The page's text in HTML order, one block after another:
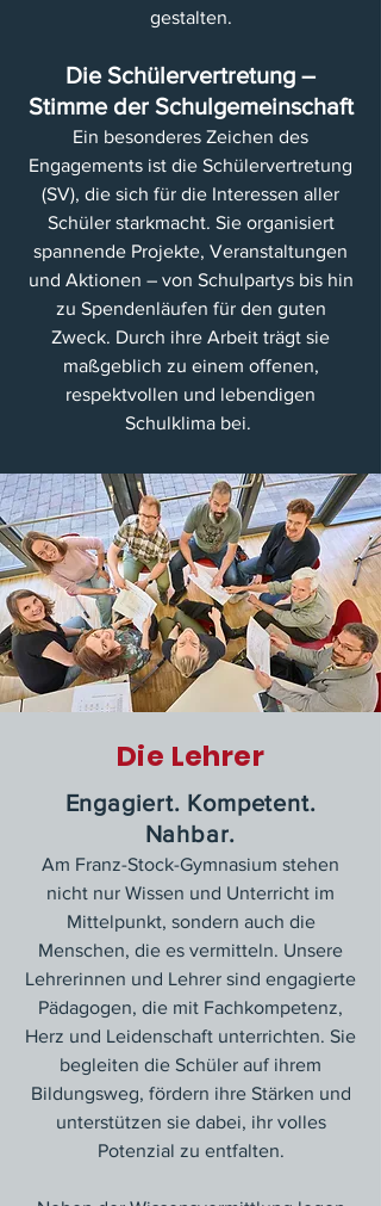
gestalten.
Die Schülervertretung –
Stimme der Schulgemeinschaft
Ein besonderes Zeichen des
Engagements ist die Schülervertretung
(SV), die sich für die Interessen aller
Schüler starkmacht. Sie organisiert
spannende Projekte, Veranstaltungen
und Aktionen – von Schulpartys bis hin
zu Spendenläufen für den guten
Zweck. Durch ihre Arbeit trägt sie
maßgeblich zu einem offenen,
respektvollen und lebendigen
Schulklima bei.
Die Lehrer
Engagiert. Kompetent.
Nahbar.
Am Franz-Stock-Gymnasium stehen
nicht nur Wissen und Unterricht im
Mittelpunkt, sondern auch die
Menschen, die es vermitteln. Unsere
Lehrerinnen und Lehrer sind engagierte
Pädagogen, die mit Fachkompetenz,
Herz und Leidenschaft unterrichten. Sie
begleiten die Schüler auf ihrem
Bildungsweg, fördern ihre Stärken und
unterstützen sie dabei, ihr volles
Potenzial zu entfalten.